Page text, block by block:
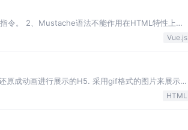
令。 2、Mustache语法不能作用在HTML特性上
Vue.js
原成动画进行展示的H5. 采用gif格式的图片来展示序
只能作为零碎的点缀素材时使用…
HTML